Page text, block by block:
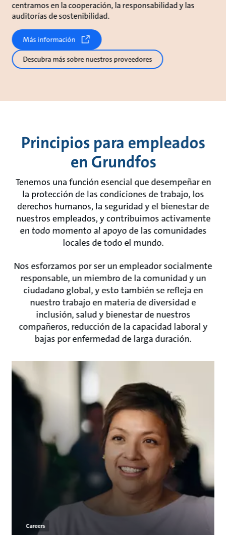
centramos en la cooperación, la responsabilidad y las
auditorías de sostenibilidad.
Más información
Descubra más sobre nuestros proveedores
Principios para empleados
en Grundfos
Tenemos una función esencial que desempeñar en
la protección de las condiciones de trabajo, los
derechos humanos, la seguridad y el bienestar de
nuestros empleados, y contribuimos activamente
en todo momento al apoyo de las comunidades
locales de todo el mundo.
Nos esforzamos por ser un empleador socialmente
responsable, un miembro de la comunidad y un
ciudadano global, y esto también se refleja en
nuestro trabajo en materia de diversidad e
inclusión, salud y bienestar de nuestros
compañeros, reducción de la capacidad laboral y
bajas por enfermedad de larga duración.
Careers